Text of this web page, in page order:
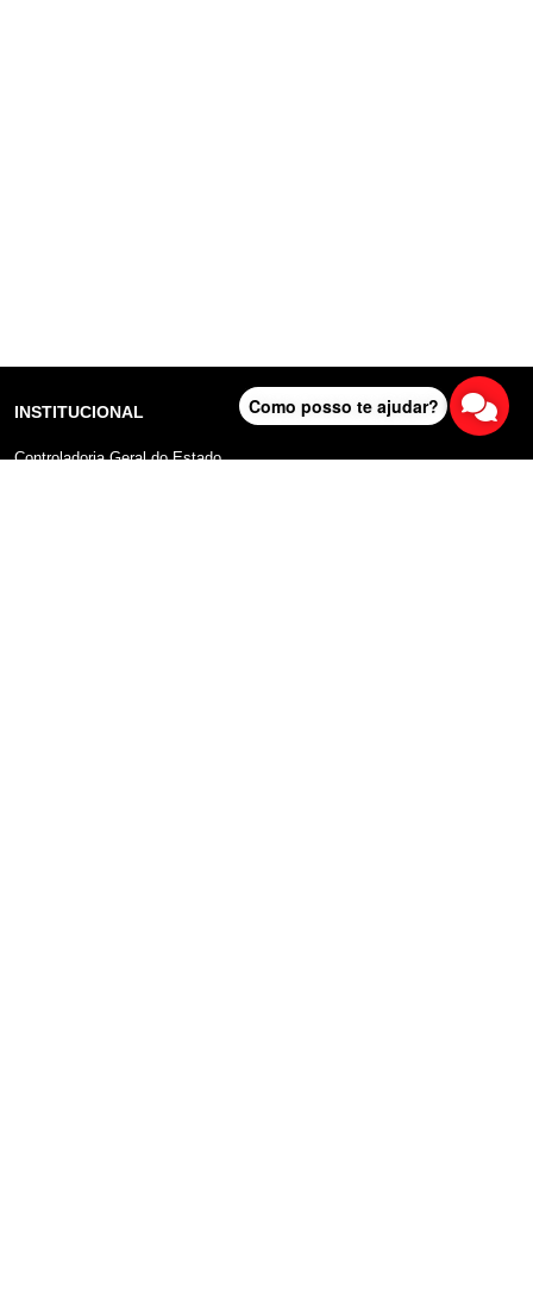
INSTITUCIONAL
Controladoria Geral do Estado
Como posso te ajudar?